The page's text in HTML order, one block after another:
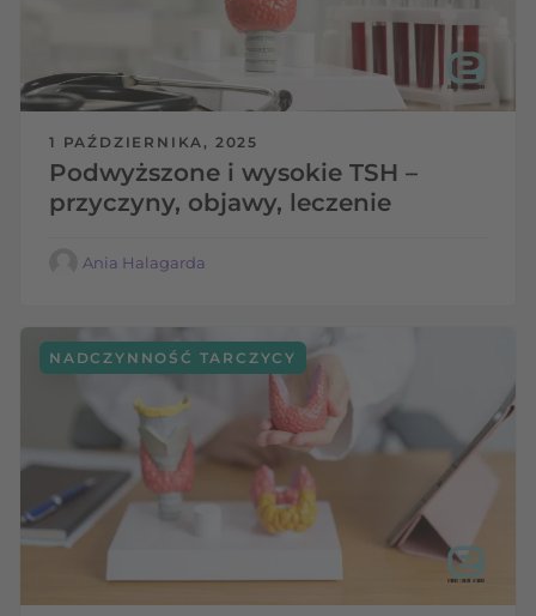
1 PAŹDZIERNIKA, 2025
Podwyższone i wysokie TSH –
przyczyny, objawy, leczenie
Ania Halagarda
NADCZYNNOŚĆ TARCZYCY